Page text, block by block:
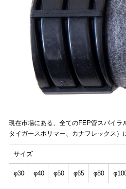
現在市場にある、全てのFEP管スパイラ
タイガースポリマー、カナフレックス）
サイズ
φ30 φ40 φ50 φ65 φ80